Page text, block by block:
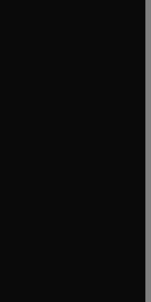
window
window
window
tab/window
window